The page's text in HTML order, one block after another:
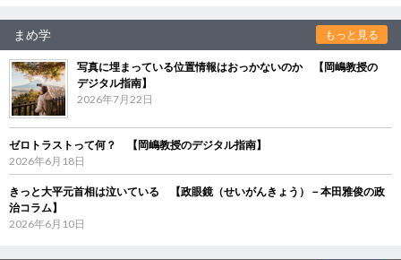
まめ学 もっと見る
写真に埋まっている位置情報はおっかないのか 【岡嶋教授の
デジタル指南】
2026年7月22日
ゼロトラストって何？ 【岡嶋教授のデジタル指南】
2026年6月18日
きっと大平元首相は泣いている 【政眼鏡（せいがんきょう）－本田雅俊の政
治コラム】
2026年6月10日